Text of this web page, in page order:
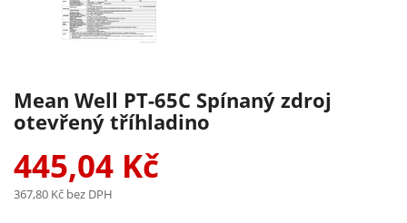
Mean Well PT-65C Spínaný zdroj
otevřený tříhladino
445,04 Kč
367,80 Kč bez DPH